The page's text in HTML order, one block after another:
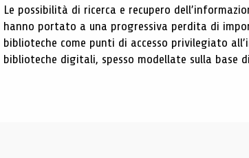
Le possibilità di ricerca e recupero
hanno portato a una progressiva perdita di
biblioteche come punti di accesso privilegiato
biblioteche digitali, spesso modellate sulla base